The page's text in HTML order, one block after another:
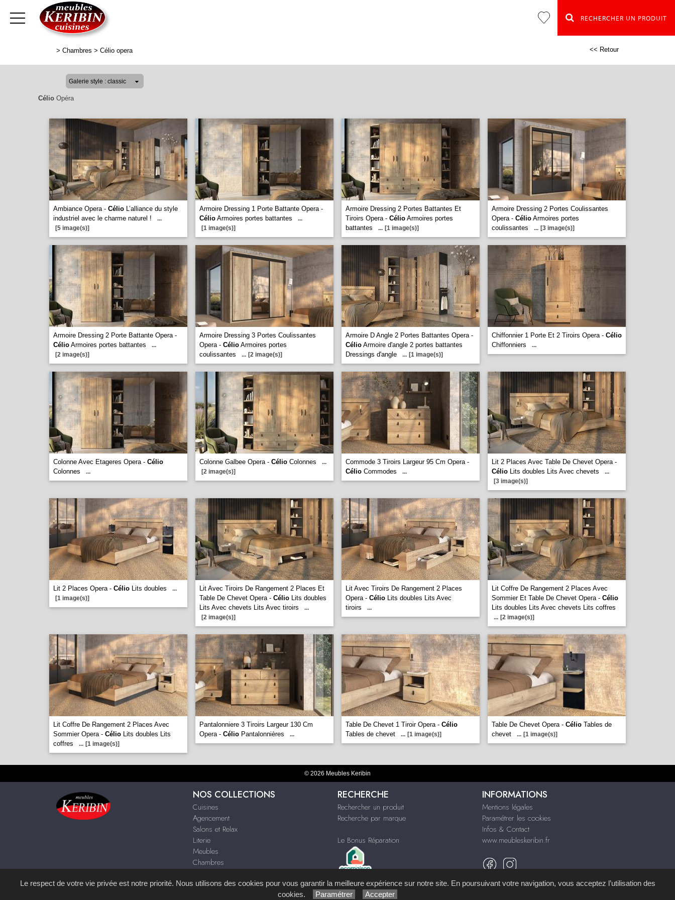
RECHERCHER UN PRODUIT
> Chambres > Célio opera << Retour
Célio Opéra
Ambiance Opera - Célio L’alliance du style
industriel avec le charme naturel !
...
[5 image(s)]
Armoire Dressing 1 Porte Battante Opera -
Célio Armoires portes battantes
...
[1 image(s)]
Armoire Dressing 2 Portes Battantes Et
Tiroirs Opera - Célio Armoires portes
battantes
... [1 image(s)]
Armoire Dressing 2 Portes Coulissantes
Opera - Célio Armoires portes
coulissantes
... [3 image(s)]
Armoire Dressing 2 Porte Battante Opera -
Célio Armoires portes battantes
...
[2 image(s)]
Armoire Dressing 3 Portes Coulissantes
Opera - Célio Armoires portes
coulissantes
... [2 image(s)]
Armoire D Angle 2 Portes Battantes Opera -
Célio Armoire d'angle 2 portes battantes
Dressings d'angle
... [1 image(s)]
Chiffonnier 1 Porte Et 2 Tiroirs Opera - Célio
Chiffonniers
...
Colonne Avec Etageres Opera - Célio
Colonnes
...
Colonne Galbee Opera - Célio Colonnes
...
[2 image(s)]
Commode 3 Tiroirs Largeur 95 Cm Opera -
Célio Commodes ...
Lit 2 Places Avec Table De Chevet Opera -
Célio Lits doubles Lits Avec chevets
...
[3 image(s)]
Lit 2 Places Opera - Célio Lits doubles
...
[1 image(s)]
Lit Avec Tiroirs De Rangement 2 Places Et
Table De Chevet Opera - Célio Lits doubles
Lits Avec chevets Lits Avec tiroirs
...
[2 image(s)]
Lit Avec Tiroirs De Rangement 2 Places
Opera - Célio Lits doubles Lits Avec
tiroirs
...
Lit Coffre De Rangement 2 Places Avec
Sommier Et Table De Chevet Opera - Célio
Lits doubles Lits Avec chevets Lits coffres
... [2 image(s)]
Lit Coffre De Rangement 2 Places Avec
Sommier Opera - Célio Lits doubles Lits
coffres
... [1 image(s)]
Pantalonniere 3 Tiroirs Largeur 130 Cm
Opera - Célio Pantalonnières ...
Table De Chevet 1 Tiroir Opera - Célio
Tables de chevet
... [1 image(s)]
Table De Chevet Opera - Célio Tables de
chevet
... [1 image(s)]
© 2026 Meubles Keribin
NOS COLLECTIONS
Cuisines
Agencement
Salons et Relax
Literie
Meubles
Chambres
RECHERCHE
Rechercher un produit
Recherche par marque
Le Bonus Réparation
INFORMATIONS
Mentions légales
Paramétrer les cookies
Infos & Contact
www.meubleskeribin.fr
Système de Gestion de Contenu (SGC)imagenia, créé et développé en France par
Le respect de votre vie privée est notre priorité. Nous utilisons des cookies pour vous garantir la meilleure expérience sur notre site. En poursuivant votre navigation, vous acceptez l’utilisation des
cookies.
Paramétrer Accepter